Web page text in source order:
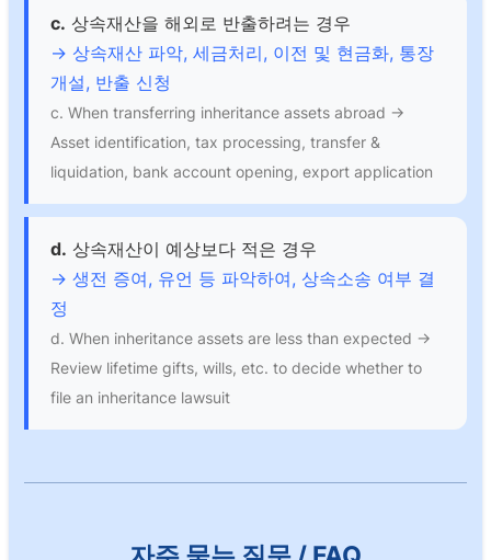
c. 상속재산을 해외로 반출하려는 경우
→ 상속재산 파악, 세금처리, 이전 및 현금화, 통장
개설, 반출 신청
c. When transferring inheritance assets abroad →
Asset identification, tax processing, transfer &
liquidation, bank account opening, export application
d. 상속재산이 예상보다 적은 경우
→ 생전 증여, 유언 등 파악하여, 상속소송 여부 결
정
d. When inheritance assets are less than expected →
Review lifetime gifts, wills, etc. to decide whether to
file an inheritance lawsuit